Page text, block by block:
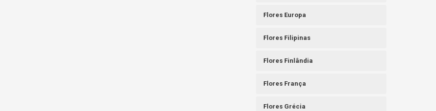
Flores Europa
Flores Filipinas
Flores Finlândia
Flores França
Flores Grécia